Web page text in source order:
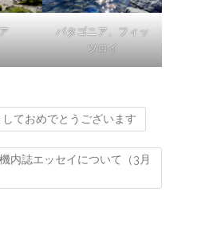
パタゴニア、フィッ
ツロイ
ておめでとうございます
内誌エッセイについて（3月